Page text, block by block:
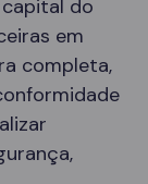
do
em
completa,